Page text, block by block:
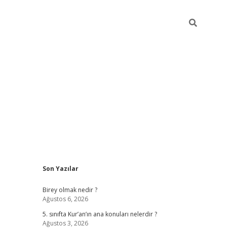
Sidebar
Son Yazılar
Birey olmak nedir ?
Ağustos 6, 2026
5. sınıfta Kur’an’ın ana konuları nelerdir ?
Ağustos 3, 2026